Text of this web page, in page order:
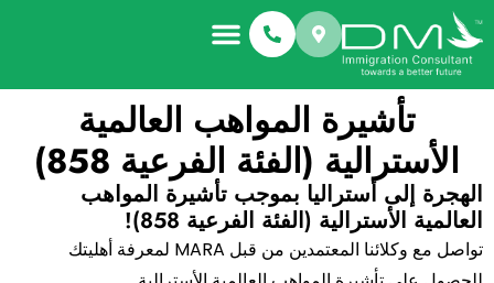
تأشيرة المواهب العالمية
الأسترالية (الفئة الفرعية 858)
الهجرة إلى أستراليا بموجب تأشيرة المواهب
العالمية الأسترالية (الفئة الفرعية 858)!
تواصل مع وكلائنا المعتمدين من قبل MARA لمعرفة أهليتك